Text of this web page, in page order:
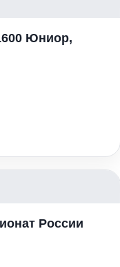
Юниор,
России